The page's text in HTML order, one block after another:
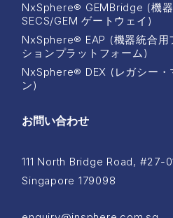
NxSphere® GEMBridge (機
SECS/GEM ゲートウェイ)
NxSphere® EAP (機器統合用
ションプラットフォーム)
NxSphere® DEX (レガシー・
ン)
お問い合わせ
111 North Bridge Road, #27-
Singapore 179098